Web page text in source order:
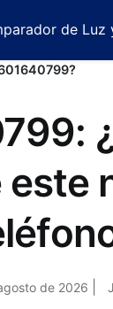
de Luz
de 2026